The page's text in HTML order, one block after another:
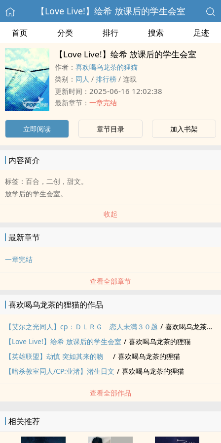
【Love Live!】绘希 放课后的学生会室
首页 分类 排行 搜索 足迹
【Love Live!】绘希 放课后的学生会室
作者： 喜欢喝乌龙茶的狸猫
类别： 同人 / 排行榜 / 连载
更新时间： 2025-06-16 12:02:38
最新章节： 一章完结
立即阅读 章节目录 加入书架
内容简介
标签：百合，二创，甜文。
放学后的学生会室。
收起
最新章节
一章完结
查看全部章节
喜欢喝乌龙茶的狸猫的作品
【艾尔之光同人】cp：ＤＬＲＧ 恋人未满３０题 / 喜欢喝乌龙茶的狸猫
【Love Live!】绘希 放课后的学生会室 / 喜欢喝乌龙茶的狸猫
【英雄联盟】劫慎 突如其来的吻
/ 喜欢喝乌龙茶的狸猫
【暗杀教室同人/CP:业渚】渚生日文 / 喜欢喝乌龙茶的狸猫
查看全部作品
相关推荐